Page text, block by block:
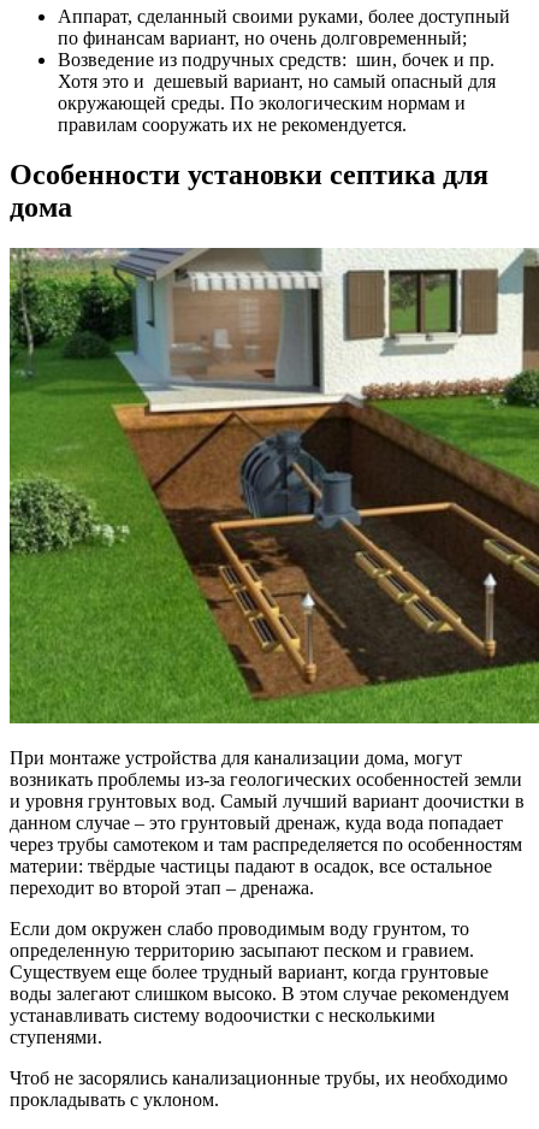
Аппарат, сделанный своими руками, более доступный
по финансам вариант, но очень долговременный;
Возведение из подручных средств: шин, бочек и пр.
Хотя это и дешевый вариант, но самый опасный для
окружающей среды. По экологическим нормам и
правилам сооружать их не рекомендуется.
Особенности установки септика для
дома
При монтаже устройства для канализации дома, могут
возникать проблемы из-за геологических особенностей земли
и уровня грунтовых вод. Самый лучший вариант доочистки в
данном случае – это грунтовый дренаж, куда вода попадает
через трубы самотеком и там распределяется по особенностям
материи: твёрдые частицы падают в осадок, все остальное
переходит во второй этап – дренажа.
Если дом окружен слабо проводимым воду грунтом, то
определенную территорию засыпают песком и гравием.
Существуем еще более трудный вариант, когда грунтовые
воды залегают слишком высоко. В этом случае рекомендуем
устанавливать систему водоочистки с несколькими
ступенями.
Чтоб не засорялись канализационные трубы, их необходимо
прокладывать с уклоном.